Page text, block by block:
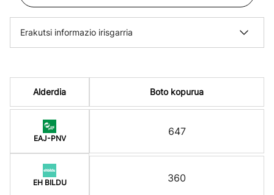
Erakutsi informazio irisgarria
Alderdia
EAJ-PNV
EH BILDU
Boto kopurua
647
360